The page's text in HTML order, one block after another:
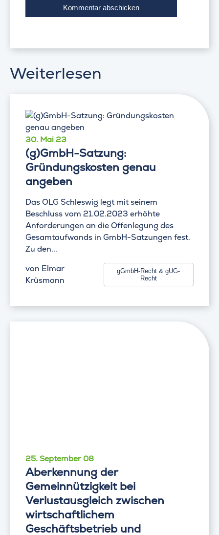
Weiterlesen
30. Mai 23
(g)GmbH-Satzung:
Gründungskosten genau
angeben
Das OLG Schleswig legt mit seinem
Beschluss vom 21.02.2023 erhöhte
Anforderungen an die Offenlegung des
Gesamtaufwands in GmbH-Satzungen fest.
Zu den...
von Elmar
Krüsmann
gGmbH-Recht & gUG-
Recht
25. September 08
Aberkennung der
Gemeinnützigkeit bei
Verlustausgleich zwischen
wirtschaftlichem
Geschäftsbetrieb und